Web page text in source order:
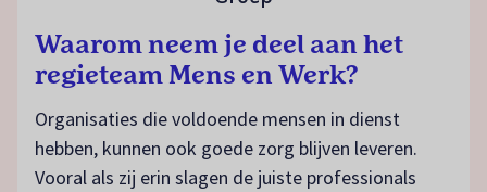
Waarom neem je deel aan het
regieteam Mens en Werk?
Organisaties die voldoende mensen in dienst
hebben, kunnen ook goede zorg blijven leveren.
Vooral als zij erin slagen de juiste professionals